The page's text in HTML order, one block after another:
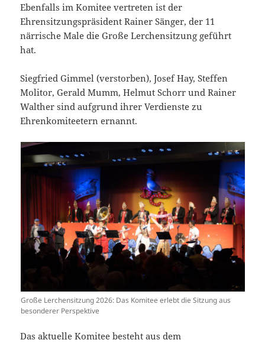
Ebenfalls im Komitee vertreten ist der
Ehrensitzungspräsident Rainer Sänger, der 11
närrische Male die Große Lerchensitzung geführt
hat.
Siegfried Gimmel (verstorben), Josef Hay, Steffen
Molitor, Gerald Mumm, Helmut Schorr und Rainer
Walther sind aufgrund ihrer Verdienste zu
Ehrenkomiteetern ernannt.
Große Lerchensitzung 2026: Das Komitee erlebt die Sitzung aus
besonderer Perspektive
Das aktuelle Komitee besteht aus dem